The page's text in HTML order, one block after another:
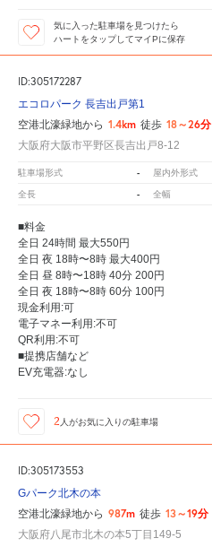
気に入った駐車場を見つけたら
ハートをタップしてマイPに保存
ID:305172287
エコロパーク 長吉出戸第1
空港北濠緑地から 1.4km 徒歩 18～26分
大阪府大阪市平野区長吉出戸8-12
駐車場形式 - 屋内外形式
全長 - 全幅
■料金
全日 24時間 最大550円
全日 夜 18時〜8時 最大400円
全日 昼 8時〜18時 40分 200円
全日 夜 18時〜8時 60分 100円
現金利用:可
電子マネー利用:不可
QR利用:不可
■提携店舗など
EV充電器:なし
2 人がお気に入りの駐車場
ID:305173553
Gパーク北木の本
空港北濠緑地から 987m 徒歩 13～19分
大阪府八尾市北木の本5丁目149-5